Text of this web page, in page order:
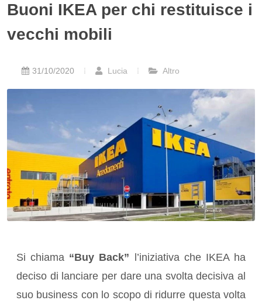
Buoni IKEA per chi restituisce i
vecchi mobili
31/10/2020 Lucia Altro
Si chiama “Buy Back” l’iniziativa che IKEA ha
deciso di lanciare per dare una svolta decisiva al
suo business con lo scopo di ridurre questa volta